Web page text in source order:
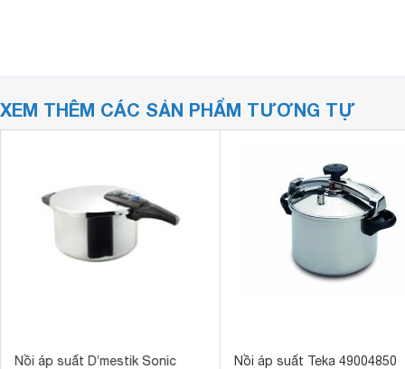
XEM THÊM CÁC SẢN PHẨM TƯƠNG TỰ
Nồi áp suất D’mestik Sonic Nồi áp suất Teka 49004850